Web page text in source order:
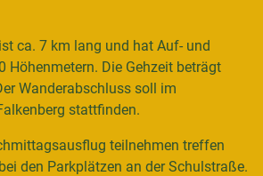
ca. 7 km lang und hat Auf- und
Höhenmetern. Die Gehzeit beträgt
Wanderabschluss soll im
stattfinden.
teilnehmen treffen
bei den Parkplätzen an der Schulstraße.